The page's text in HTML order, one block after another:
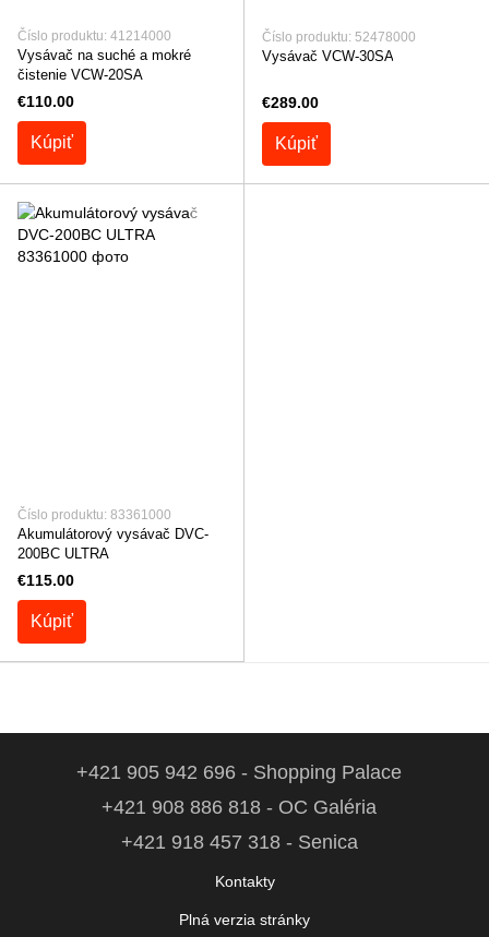
Číslo produktu: 41214000
Vysávač na suché a mokré
čistenie VCW-20SA
€110.00
Kúpiť
Číslo produktu: 52478000
Vysávač VCW-30SA
€289.00
Kúpiť
Číslo produktu: 83361000
Akumulátorový vysávač DVC-
200BC ULTRA
€115.00
Kúpiť
+421 905 942 696 - Shopping Palace
+421 908 886 818 - OC Galéria
+421 918 457 318 - Senica
Kontakty
Plná verzia stránky